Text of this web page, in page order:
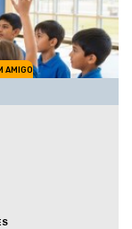
AMIGO